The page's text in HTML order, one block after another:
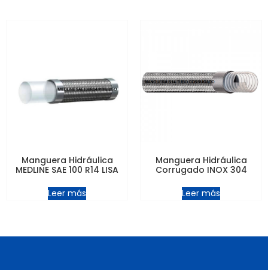
Manguera Hidráulica
MEDLINE SAE 100 R14 LISA
Leer más
Manguera Hidráulica
Corrugado INOX 304
Leer más